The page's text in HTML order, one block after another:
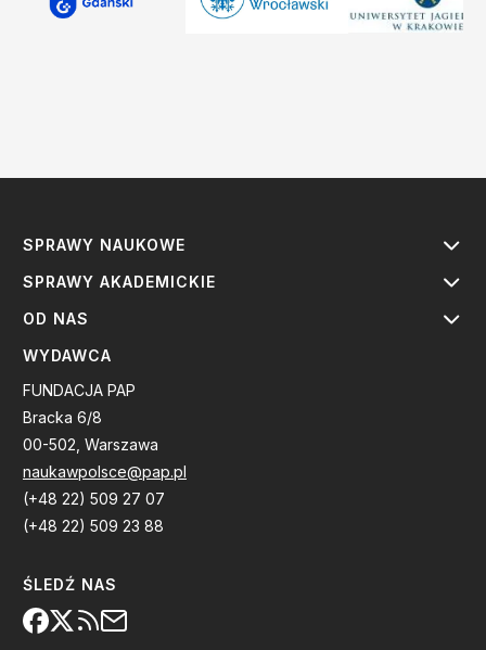
SPRAWY NAUKOWE
SPRAWY AKADEMICKIE
OD NAS
WYDAWCA
FUNDACJA PAP
Bracka 6/8
00-502, Warszawa
naukawpolsce@pap.pl
(+48 22) 509 27 07
(+48 22) 509 23 88
ŚLEDŹ NAS